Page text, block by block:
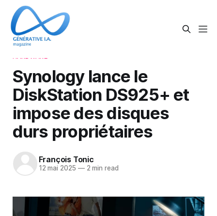
Synology lance le
DiskStation DS925+ et
impose des disques
durs propriétaires
François Tonic
12 mai 2025 —2 min read